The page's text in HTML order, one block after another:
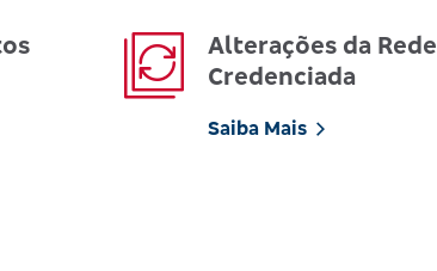
Alterações da Rede
Credenciada
Saiba Mais